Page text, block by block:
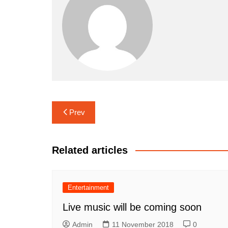
Navigasi
pos
Prev
Related articles
Entertainment
Live music will be coming soon
Admin 11 November 2018 0